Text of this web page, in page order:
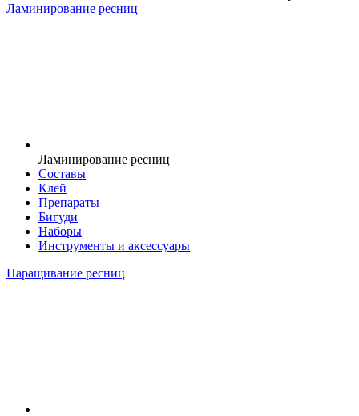
Ламинирование ресниц
Ламинирование ресниц
Составы
Клей
Препараты
Бигуди
Наборы
Инструменты и аксессуары
Наращивание ресниц